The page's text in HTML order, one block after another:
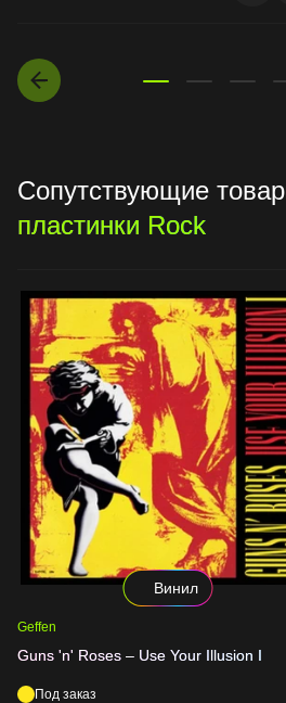
Сопутствующие
пластинки Rock
Винил
Geffen
Guns 'n' Roses – Use Your Illusion I
Под заказ